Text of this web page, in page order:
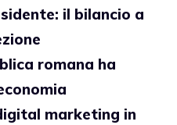
il bilancio a
romana ha
marketing in